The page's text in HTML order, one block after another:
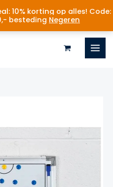
10% korting op alles! Code:
besteding Negeren